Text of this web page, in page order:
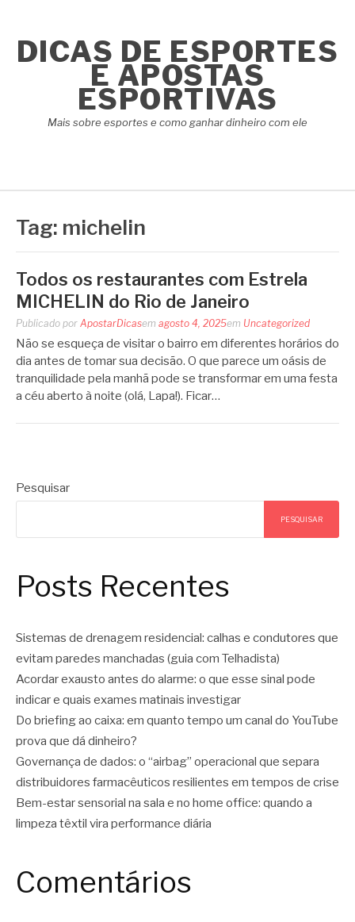
conteúdo
DICAS DE ESPORTES
E APOSTAS
ESPORTIVAS
Mais sobre esportes e como ganhar dinheiro com ele
Tag: michelin
Todos os restaurantes com Estrela
MICHELIN do Rio de Janeiro
Publicado por ApostarDicasem agosto 4, 2025em Uncategorized
Não se esqueça de visitar o bairro em diferentes horários do
dia antes de tomar sua decisão. O que parece um oásis de
tranquilidade pela manhã pode se transformar em uma festa
a céu aberto à noite (olá, Lapa!). Ficar…
Pesquisar
PESQUISAR
Posts Recentes
Sistemas de drenagem residencial: calhas e condutores que
evitam paredes manchadas (guia com Telhadista)
Acordar exausto antes do alarme: o que esse sinal pode
indicar e quais exames matinais investigar
Do briefing ao caixa: em quanto tempo um canal do YouTube
prova que dá dinheiro?
Governança de dados: o “airbag” operacional que separa
distribuidores farmacêuticos resilientes em tempos de crise
Bem-estar sensorial na sala e no home office: quando a
limpeza têxtil vira performance diária
Comentários